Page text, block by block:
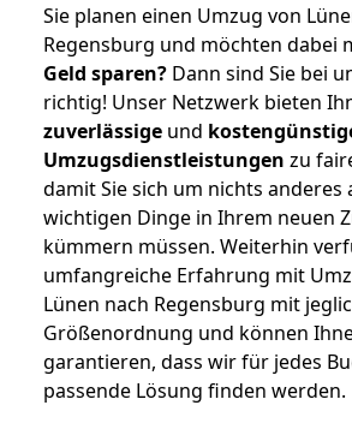
Sie planen einen Umzug von
Regensburg und möchten dabei
Geld sparen? Dann sind Sie bei
richtig! Unser Netzwerk bieten
zuverlässige und
Umzugsdienstleistungen zu
damit Sie sich um nichts anderes
wichtigen Dinge in Ihrem neuen
kümmern müssen. Weiterhin
umfangreiche Erfahrung mit
Lünen nach Regensburg mit
Größenordnung und können
garantieren, dass wir für jedes
passende Lösung finden werden.